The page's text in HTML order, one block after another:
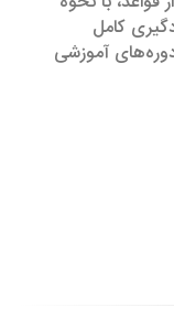
کامل
آموزشی